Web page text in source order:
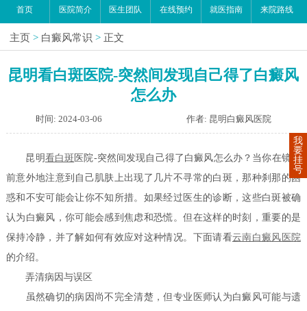
首页 医院简介 医生团队 在线预约 就医指南 来院路线
主页 > 白癜风常识 > 正文
昆明看白斑医院-突然间发现自己得了白癜风
怎么办
时间: 2024-03-06 作者: 昆明白癜风医院
昆明看白斑 医院-突然间发现自己得了白癜风怎么办？当你在镜子
前意外地注意到自己肌肤上出现了几片不寻常的白斑，那种刹那的困
惑和不安可能会让你不知所措。如果经过医生的诊断，这些白斑被确
认为白癜风，你可能会感到焦虑和恐慌。但在这样的时刻，重要的是
保持冷静，并了解如何有效应对这种情况。下面请看云南白癜风医院
的介绍。
弄清病因与误区
虽然确切的病因尚不完全清楚，但专业医师认为白癜风可能与遗
我
要
挂
号